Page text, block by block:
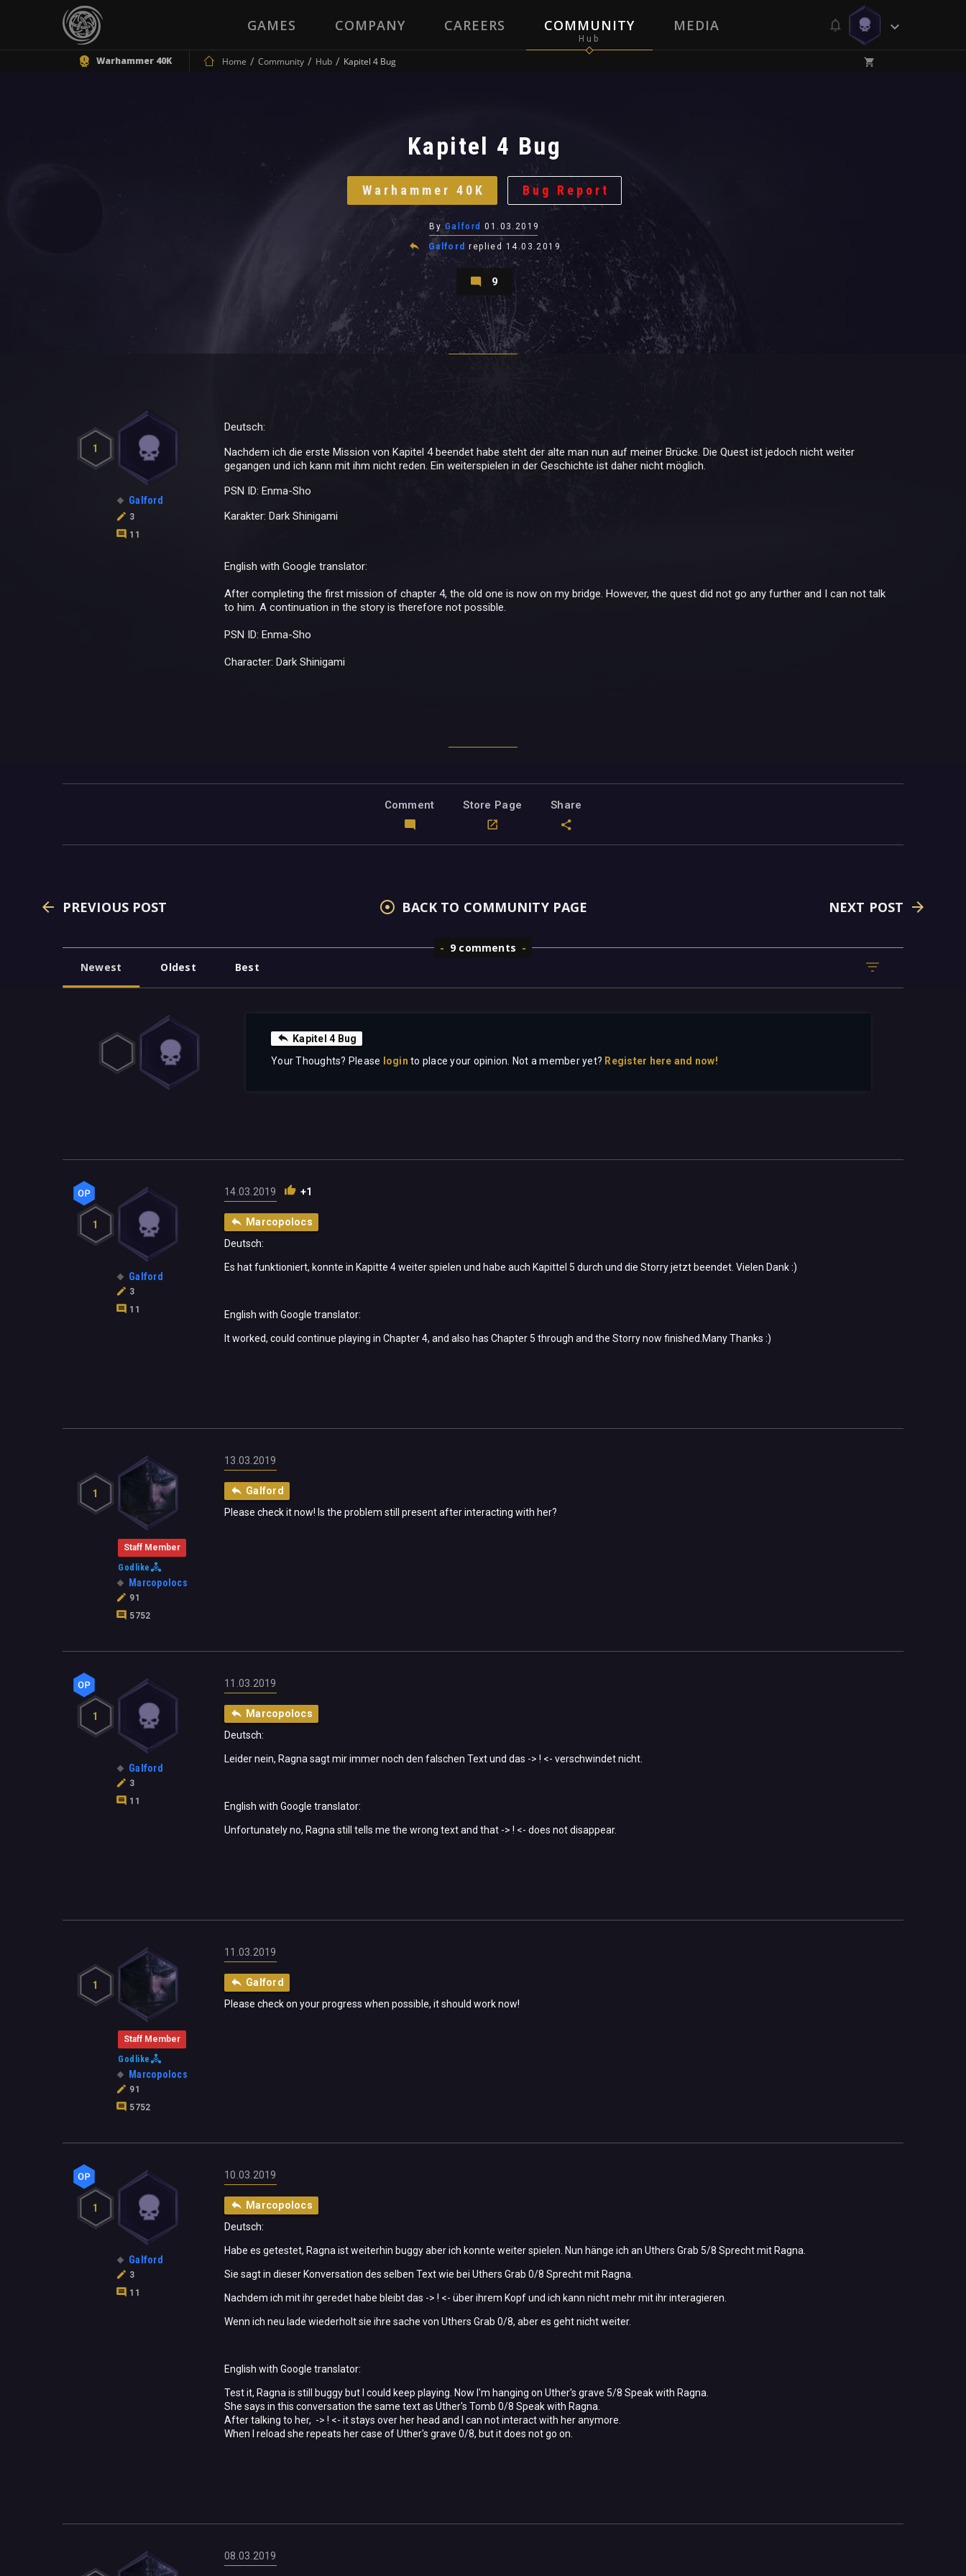
GAMES COMPANY CAREERS COMMUNITY MEDIA
Warhammer 40K Home Community Hub Kapitel 4 Bug
Kapitel 4 Bug
Warhammer 40K Bug Report
By Galford 01.03.2019
Galford replied 14.03.2019
9
1
Galford
3
11
Deutsch:
Nachdem ich die erste Mission von Kapitel 4 beendet habe steht der alte man nun auf meiner Brücke. Die Quest ist jedoch nicht weiter
gegangen und ich kann mit ihm nicht reden. Ein weiterspielen in der Geschichte ist daher nicht möglich.
PSN ID: Enma-Sho
Karakter: Dark Shinigami
English with Google translator:
After completing the first mission of chapter 4, the old one is now on my bridge. However, the quest did not go any further and I can not talk
to him. A continuation in the story is therefore not possible.
PSN ID: Enma-Sho
Character: Dark Shinigami
Comment Store Page Share
PREVIOUS POST BACK TO COMMUNITY PAGE NEXT POST
9 comments
Newest
Oldest Best
Kapitel 4 Bug
Your Thoughts? Please
login to place your opinion. Not a member yet? Register here and now!
1
Galford
3
11
14.03.2019 +1
Marcopolocs
Deutsch:
Es hat funktioniert, konnte in Kapitte 4 weiter spielen und habe auch Kapittel 5 durch und die Storry jetzt beendet. Vielen Dank :)
English with Google translator:
It worked, could continue playing in Chapter 4, and also has Chapter 5 through and the Storry now finished. Many Thanks :)
1
Staff Member
Godlike
Marcopolocs
91
5752
13.03.2019
Galford
Please check it now! Is the problem still present after interacting with her?
1
Galford
3
11
11.03.2019
Marcopolocs
Deutsch:
Leider nein, Ragna sagt mir immer noch den falschen Text und das -> ! <- verschwindet nicht.
English with Google translator:
Unfortunately no, Ragna still tells me the wrong text and that -> ! <- does not disappear.
1
Staff Member
Godlike
Marcopolocs
91
5752
11.03.2019
Galford
Please check on your progress when possible, it should work now!
1
Galford
3
11
10.03.2019
Marcopolocs
Deutsch:
Habe es getestet, Ragna ist weiterhin buggy aber ich konnte weiter spielen. Nun hänge ich an Uthers Grab 5/8 Sprecht mit Ragna.
Sie sagt in dieser Konversation des selben Text wie bei Uthers Grab 0/8 Sprecht mit Ragna.
Nachdem ich mit ihr geredet habe bleibt das -> ! <- über ihrem Kopf und ich kann nicht mehr mit ihr interagieren.
Wenn ich neu lade wiederholt sie ihre sache von Uthers Grab 0/8, aber es geht nicht weiter.
English with Google translator:
Test it, Ragna is still buggy but I could keep playing. Now I'm hanging on Uther's grave 5/8 Speak with Ragna.
She says in this conversation the same text as Uther's Tomb 0/8 Speak with Ragna.
After talking to her, -> ! <- it stays over her head and I can not interact with her anymore.
When I reload she repeats her case of Uther's grave 0/8, but it does not go on.
08.03.2019